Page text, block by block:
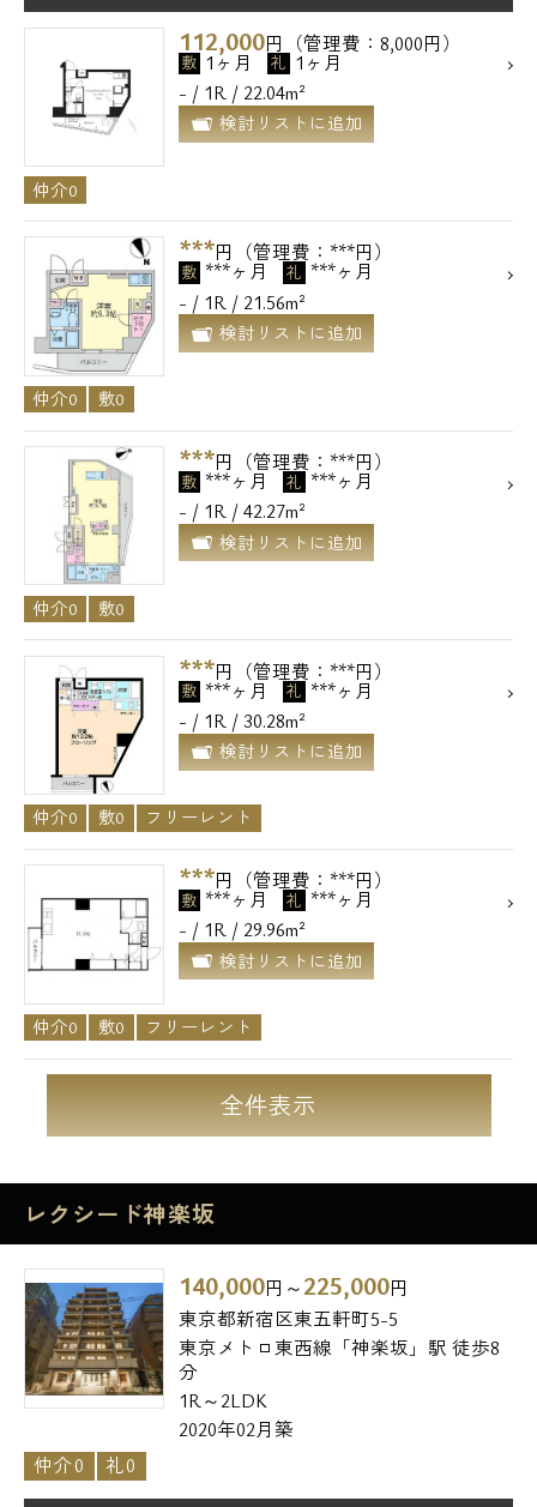
112,000円（管理費：8,000円）
敷 1ヶ月 礼 1ヶ月
- / 1R / 22.04m²
検討リストに追加
仲介0
***円（管理費：***円）
敷 ***ヶ月 礼 ***ヶ月
- / 1R / 21.56m²
検討リストに追加
仲介0 敷0
***円（管理費：***円）
敷 ***ヶ月 礼 ***ヶ月
- / 1R / 42.27m²
検討リストに追加
仲介0 敷0
***円（管理費：***円）
敷 ***ヶ月 礼 ***ヶ月
- / 1R / 30.28m²
検討リストに追加
仲介0 敷0 フリーレント
***円（管理費：***円）
敷 ***ヶ月 礼 ***ヶ月
- / 1R / 29.96m²
検討リストに追加
仲介0 敷0 フリーレント
全件表示
レクシード神楽坂
140,000円～ 225,000円
東京都新宿区東五軒町5-5
東京メトロ東西線「神楽坂」駅 徒歩8
分
1R～2LDK
2020年02月築
仲介0
礼0